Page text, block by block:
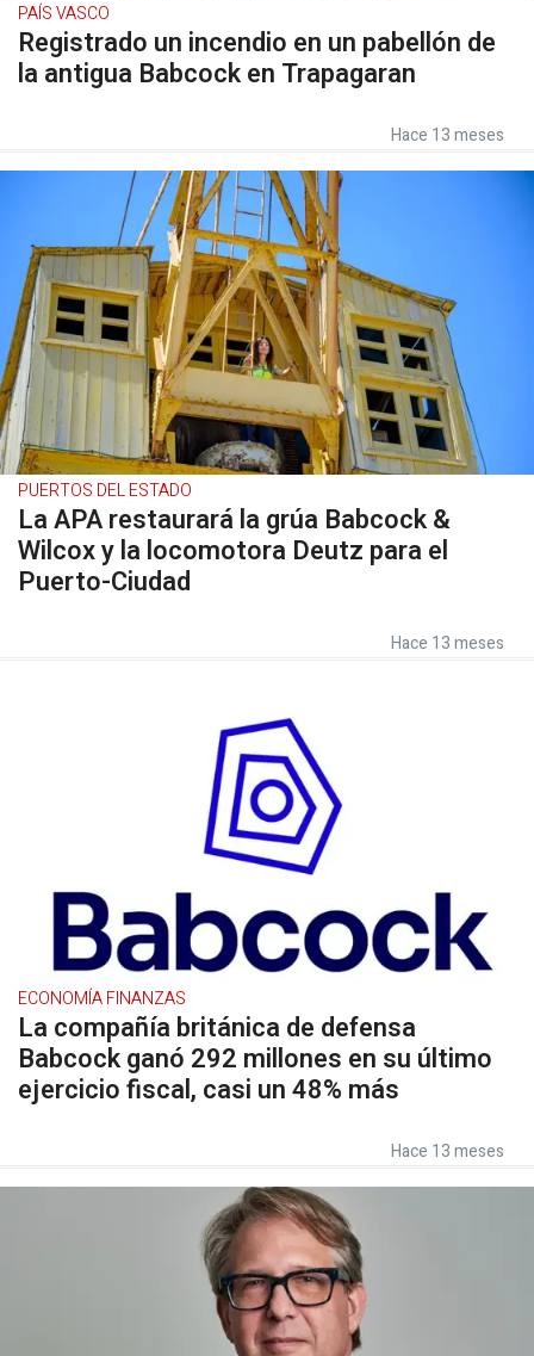
PAÍS VASCO
Registrado un incendio en un pabellón de
la antigua Babcock en Trapagaran
Hace 13 meses
PUERTOS DEL ESTADO
La APA restaurará la grúa Babcock &
Wilcox y la locomotora Deutz para el
Puerto-Ciudad
Hace 13 meses
ECONOMÍA FINANZAS
La compañía británica de defensa
Babcock ganó 292 millones en su último
ejercicio fiscal, casi un 48% más
Hace 13 meses